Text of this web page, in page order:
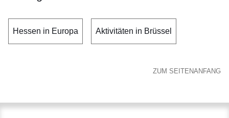
Hessen in Europa Aktivitäten in Brüssel
ZUM SEITENANFANG